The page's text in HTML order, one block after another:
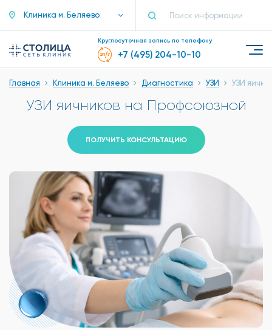
Клиника м. Беляево
Круглосуточная запись по телефону
+7 (495) 204-10-10
Главная Клиника м. Беляево Диагностика УЗИ УЗИ
УЗИ яичников на Профсоюзной
ПОЛУЧИТЬ КОНСУЛЬТАЦИЮ